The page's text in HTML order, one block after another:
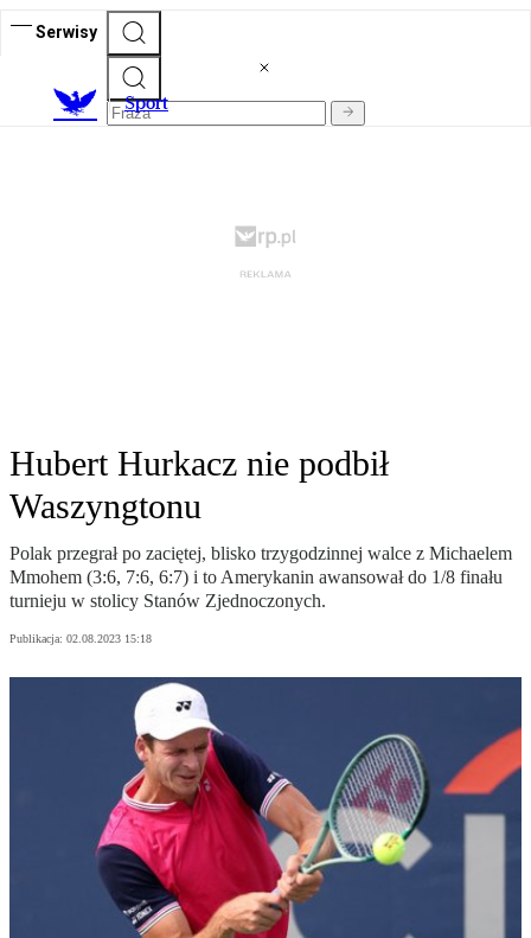
Serwisy
Sport
Hubert Hurkacz nie podbił
Waszyngtonu
Polak przegrał po zaciętej, blisko trzygodzinnej walce z Michaelem
Mmohem (3:6, 7:6, 6:7) i to Amerykanin awansował do 1/8 finału
turnieju w stolicy Stanów Zjednoczonych.
Publikacja: 02.08.2023 15:18